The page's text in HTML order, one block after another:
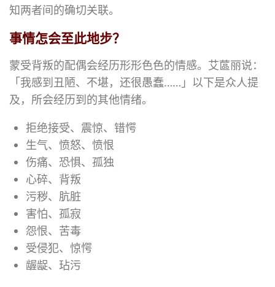
知两者间的确切关联。
事情怎会至此地步？
蒙受背叛的配偶会经历形形色色的情感。艾蓲丽说：
「我感到丑陋、不堪，还很愚蠢……」以下是众人提
及，所会经历到的其他情绪。
拒绝接受、震惊、错愕
生气、愤怒、愤恨
伤痛、恐惧、孤独
心碎、背叛
污秽、肮脏
害怕、孤寂
怨恨、苦毒
受侵犯、惊愕
龌龊、玷污